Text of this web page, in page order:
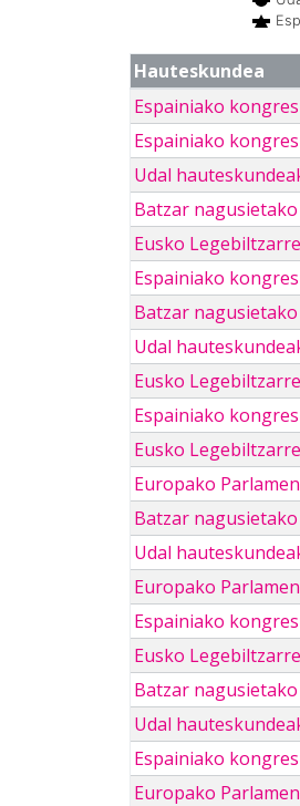
Hauteskundea
Espainiako
Espainiako
Udal
Batzar
Eusko
Espainiako
Batzar
Udal
Eusko
Espainiako
Eusko
Europako
Batzar
Udal
Europako
Espainiako
Eusko
Batzar
Udal
Espainiako
Europako